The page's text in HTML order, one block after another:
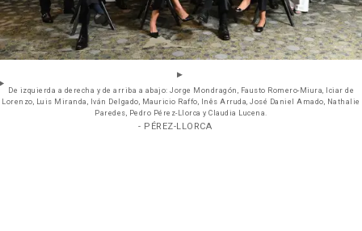
De izquierda a derecha y de arriba a abajo: Jorge Mondragón, Fausto Romero-Miura, Iciar de
Lorenzo, Luis Miranda, Iván Delgado, Mauricio Raffo, Inês Arruda, José Daniel Amado, Nathalie
Paredes, Pedro Pérez-Llorca y Claudia Lucena.
- PÉREZ-LLORCA